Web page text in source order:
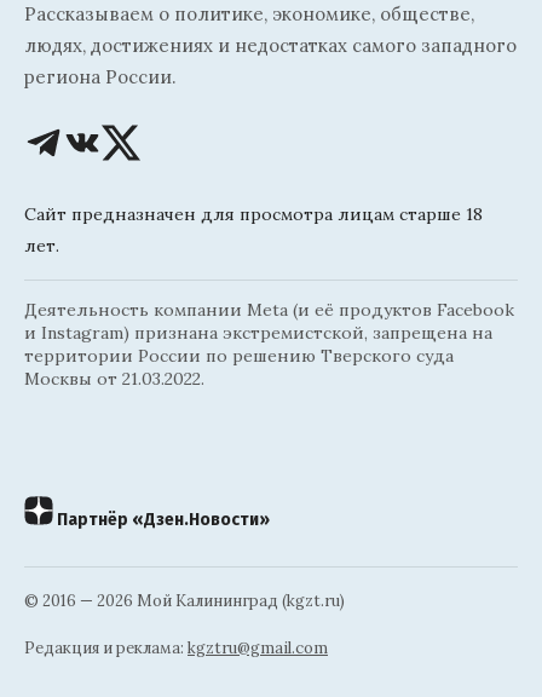
Рассказываем о политике, экономике, обществе,
людях, достижениях и недостатках самого западного
региона России.
Сайт предназначен для просмотра лицам старше 18
лет.
Деятельность компании Meta (и её продуктов Facebook
и Instagram) признана экстремистской, запрещена на
территории России по решению Тверского суда
Москвы от 21.03.2022.
Партнёр «Дзен.Новости»
© 2016 — 2026 Мой Калининград (kgzt.ru)
Редакция и реклама: kgztru@gmail.com